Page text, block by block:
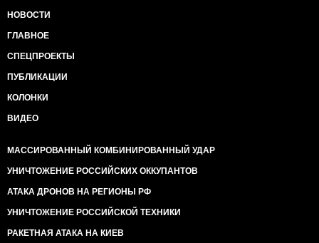
НОВОСТИ
ГЛАВНОЕ
СПЕЦПРОЕКТЫ
ПУБЛИКАЦИИ
КОЛОНКИ
ВИДЕО
МАССИРОВАННЫЙ КОМБИНИРОВАННЫЙ УДАР
УНИЧТОЖЕНИЕ РОССИЙСКИХ ОККУПАНТОВ
АТАКА ДРОНОВ НА РЕГИОНЫ РФ
УНИЧТОЖЕНИЕ РОССИЙСКОЙ ТЕХНИКИ
РАКЕТНАЯ АТАКА НА КИЕВ